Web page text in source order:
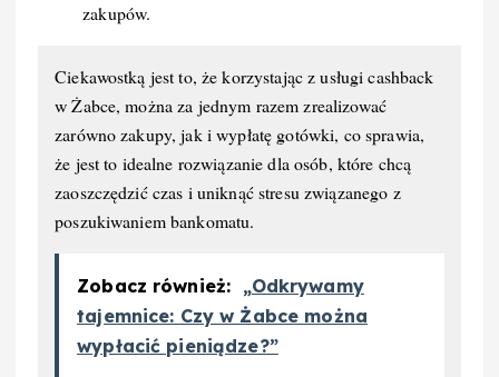
zakupów.
Ciekawostką jest to, że korzystając z usługi cashback
w Żabce, można za jednym razem zrealizować
zarówno zakupy, jak i wypłatę gotówki, co sprawia,
że jest to idealne rozwiązanie dla osób, które chcą
zaoszczędzić czas i uniknąć stresu związanego z
poszukiwaniem bankomatu.
Zobacz również: „Odkrywamy
tajemnice: Czy w Żabce można
wypłacić pieniądze?”